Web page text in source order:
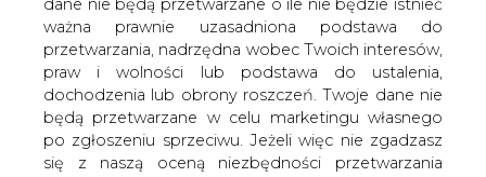
ważna prawnie uzasadniona podstawa do
przetwarzania, nadrzędna wobec Twoich interesów,
praw i wolności lub podstawa do ustalenia,
dochodzenia lub obrony roszczeń. Twoje dane nie
będą przetwarzane w celu marketingu własnego
po zgłoszeniu sprzeciwu. Jeżeli więc nie zgadzasz
się z naszą oceną niezbędności przetwarzania
zakomunikował egipski rząd w swoim
niedzielnym (18.10) oświadczeniu
prasowym.
Al-Sisi spotkał się w Kairze z dyrektorem generalnym
włoskiego koncernu Claudio Descalzim, aby rozmawiać o
aktywności Eni nad Nilem. Podczas spotkania Descalzi